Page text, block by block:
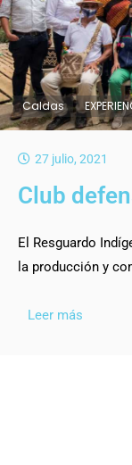
Caldas
27 julio, 2021
Club
El Resguardo
la producción y
Leer más